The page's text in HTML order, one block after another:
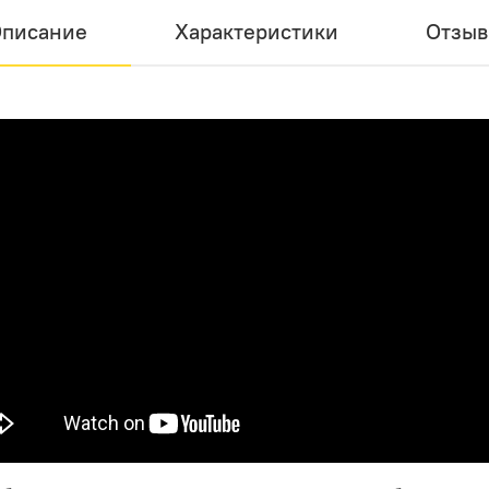
Характеристики